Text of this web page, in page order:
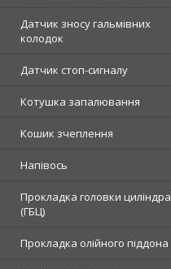
Датчик зносу гальмівних
колодок
Датчик стоп-сигналу
Котушка запалювання
Кошик зчеплення
Напівось
Прокладка головки циліндра
(ГБЦ)
Прокладка олійного піддона